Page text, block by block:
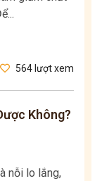
564 lượt xem
Không?
nỗi lo lắng,